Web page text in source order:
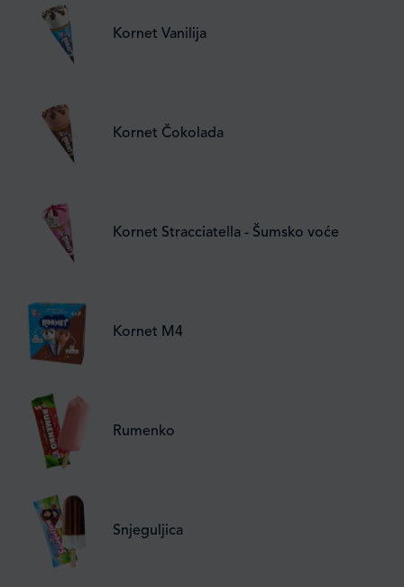
Kornet Vanilija
Kornet Čokolada
Kornet Stracciatella - Šumsko voće
Kornet M4
Rumenko
Snjeguljica